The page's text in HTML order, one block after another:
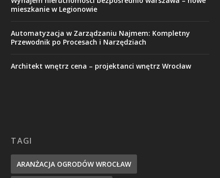
mieszkanie w Legionowie
Automatyzacja w Zarządzaniu Najmem: Kompletny
Przewodnik po Procesach i Narzędziach
Architekt wnętrz cena – projektanci wnętrz Wrocław
TAGI
ARANŻACJA OGRODÓW WROCŁAW